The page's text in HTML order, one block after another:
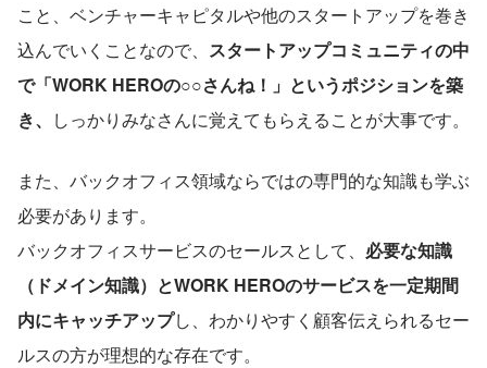
こと、ベンチャーキャピタルや他のスタートアップを巻き
込んでいくことなので、 スタートアップコミュニティの中
で「WORK HEROの○○さんね！」というポジションを築
き、
しっかりみなさんに覚えてもらえることが大事です。
また、バックオフィス領域ならではの専門的な知識も学ぶ
必要があります。
バックオフィスサービスのセールスとして、 必要な知識
（ドメイン知識）とWORK HEROのサービスを一定期間
内にキャッチアップし、わかりやすく顧客伝えられるセー
ルスの方が理想的な存在です。